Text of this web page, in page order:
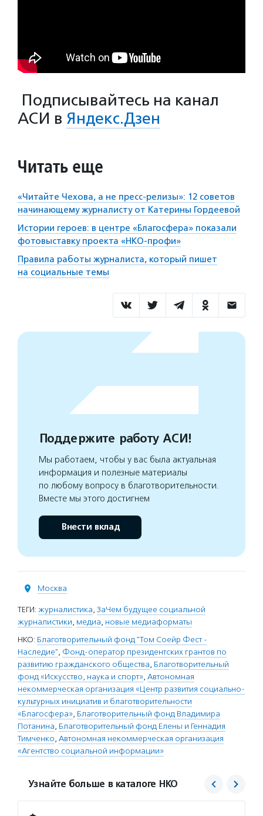
Подписывайтесь на канал
АСИ в Яндекс.Дзен
Читать еще
«Читайте Чехова, а не пресс-релизы»: 12 советов
начинающему журналисту от Катерины Гордеевой
Истории героев: в центре «Благосфера» показали
фотовыставку проекта «НКО-профи»
Правила работы журналиста, который пишет
на социальные темы
Поддержите работу АСИ!
Мы работаем, чтобы у вас была актуальная
информация и полезные материалы
по любому вопросу в благотворительности.
Вместе мы этого достигнем
Внести вклад
Москва
ТЕГИ: журналистика, ЗаЧем будущее социальной
журналистики, медиа, новые медиаформаты
НКО: Благотворительный фонд "Том Соейр Фест -
Наследие", Фонд-оператор президентских грантов по
развитию гражданского общества, Благотворительный
фонд «Искусство, наука и спорт», Автономная
некоммерческая организация «Центр развития социально-
культурных инициатив и благотворительности
«Благосфера», Благотворительный фонд Владимира
Потанина, Благотворительный фонд Елены и Геннадия
Тимченко, Автономная некоммерческая организация
«Агентство социальной информации»
Узнайте больше в каталоге НКО